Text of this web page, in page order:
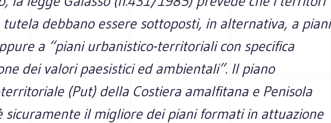
debbano essere sottoposti, in alternativa, a piani
a “piani urbanistico-territoriali con specifica
dei valori paesistici ed ambientali”. Il piano
(Put) della Costiera amalfitana e Penisola
sicuramente il migliore dei piani formati in attuazione